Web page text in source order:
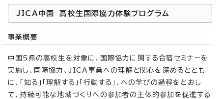
JICA中国 高校生国際協力体験プログラム
事業概要
中国5県の高校生を対象に、国際協力に関する合宿セミナーを
実施し、国際協力、JICA事業への理解と関心を深めるととも
に、「知る」「理解する」「行動する」、への学びの過程をとおし
て、持続可能な地域づくりへの参加者の主体的参加を促進する